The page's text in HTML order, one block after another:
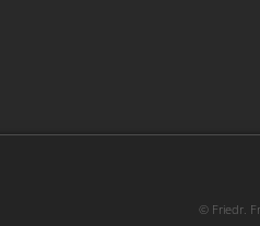
© Friedr.